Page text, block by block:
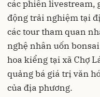
các phiên livestream,
động trải nghiệm tại
các tour tham quan
nghệ nhân uốn
hoa kiểng tại xã Chợ
quảng bá giá trị văn
của địa phương.